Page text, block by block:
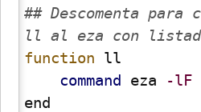
## Descomenta
ll al eza con
function ll
command
eza -lF
end